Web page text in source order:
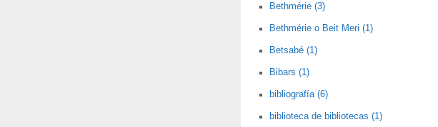
Bethmérie (3)
Bethmérie o Beit Meri (1)
Betsabé (1)
Bibars (1)
bibliografía (6)
biblioteca de bibliotecas (1)